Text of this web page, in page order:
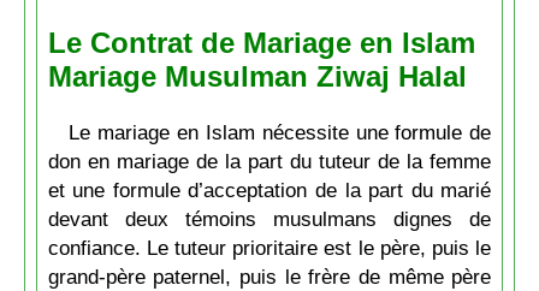
Le Contrat de Mariage en Islam
Mariage Musulman Ziwaj Halal
Le mariage en Islam nécessite une formule de
don en mariage de la part du tuteur de la femme
et une formule d’acceptation de la part du marié
devant deux témoins musulmans dignes de
confiance. Le tuteur prioritaire est le père, puis le
grand-père paternel, puis le frère de même père